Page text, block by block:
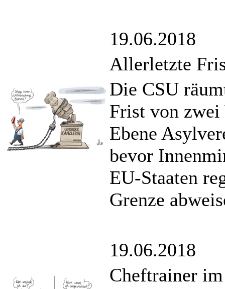
19.06.2018
Allerletzte
Die CSU
Frist von zwei
Ebene
bevor
EU-Staaten
Grenze
19.06.2018
Cheftrainer